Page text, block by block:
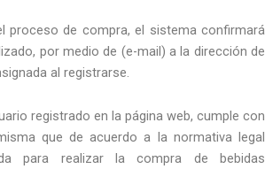
proceso de compra, el sistema confirmará
por medio de (e-mail) a la dirección de
al registrarse.
registrado en la página web, cumple con
que de acuerdo a la normativa legal
para realizar la compra de bebidas